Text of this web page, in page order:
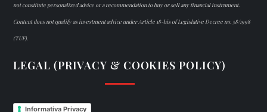
not constitute personalized advice or a recommendation to buy or sell any financial instrument.
Content does not qualify as investment advice under Article 18-bis of Legislative Decree no. 58/1998
(TUF).
LEGAL (PRIVACY & COOKIES POLICY)
Informativa Privacy